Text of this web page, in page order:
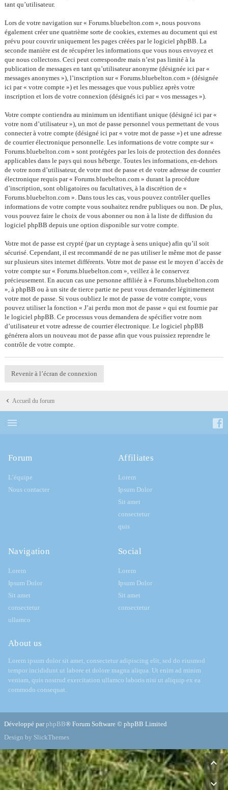
tant qu’utilisateur.
Lors de votre navigation sur « Forums.bluebelton.com », nous pouvons
également créer une quatrième sorte de cookies, externes au document qui est
prévu pour couvrir uniquement les pages créées par le logiciel phpBB. La
seconde manière est de récupérer les informations que vous nous envoyez et
que nous collectons. Ceci peut correspondre mais n’est pas limité à la
publication de messages en tant qu’utilisateur anonyme (désignée ici par «
messages anonymes »), l’inscription sur « Forums.bluebelton.com » (désignée
ici par « votre compte ») et les messages que vous publiez après votre
inscription et lors de votre connexion (désignés ici par « vos messages »).
Votre compte contiendra au minimum un identifiant unique (désigné ici par «
votre nom d’utilisateur »), un mot de passe personnel vous permettant de vous
connecter à votre compte (désigné ici par « votre mot de passe ») et une adresse
de courrier électronique personnelle. Les informations de votre compte sur «
Forums.bluebelton.com » sont protégées par les lois de protection des données
applicables dans le pays qui nous héberge. Toutes les informations, en-dehors
de votre nom d’utilisateur, de votre mot de passe et de votre adresse de courrier
électronique requis par « Forums.bluebelton.com » durant la procédure
d’inscription, sont obligatoires ou facultatives, à la discrétion de «
Forums.bluebelton.com ». Dans tous les cas, vous pouvez contrôler quelles
informations de votre compte vous souhaitez rendre publiques ou non. De plus,
vous pouvez faire le choix de vous abonner ou non à la liste de diffusion du
logiciel phpBB depuis une option disponible sur votre compte.
Votre mot de passe est crypté (par un cryptage à sens unique) afin qu’il soit
sécurisé. Cependant, il est recommandé de ne pas utiliser le même mot de passe
sur plusieurs sites internet différents. Votre mot de passe est le moyen d’accès de
votre compte sur « Forums.bluebelton.com », veillez à le conservez
précieusement. En aucun cas une personne affiliée à « Forums.bluebelton.com
», à phpBB ou à un site de tierce partie ne peut vous demander légitimement
votre mot de passe. Si vous oubliez le mot de passe de votre compte, vous
pouvez utiliser la fonction « J’ai perdu mon mot de passe » qui est fournie par
le logiciel phpBB. Ce processus vous demandera de spécifier votre nom
d’utilisateur et votre adresse de courrier électronique. Le logiciel phpBB
générera alors un nouveau mot de passe afin que vous puissiez reprendre le
contrôle de votre compte.
Revenir à l’écran de connexion
Accueil du forum
Forum
L’équipe
Nous contacter
Affiliates
Lorem
Ipsum Dolor
Sit amet
consectetur
quis
Navigation
Lorem
Ipsum Dolor
Sit amet
consectetur
ullamco
Social
Lorem
Ipsum Dolor
Sit amet
consectetur
About us
Lorem ipsum dolor sit amet, consectetur adipiscing elit, sed do eiusmod
tempor incididunt ut labore et dolore magna aliqua. Ut enim ad minim
veniam, quis nostrud exercitation ullamco laboris nisi ut aliquip ex ea
commodo consequat.
Développé parphpBB® Forum Software © phpBB Limited
Design by SlickThemes